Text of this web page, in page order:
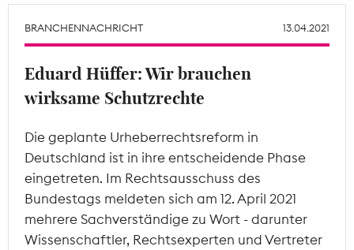
Wächterpreis
ALLE THEMEN
Mitgliederbereich
BRANCHENNACHRICHT 13.04.2021
Eduard Hüffer: Wir brauchen
wirksame Schutzrechte
Die geplante Urheberrechtsreform in
Deutschland ist in ihre entscheidende Phase
eingetreten. Im Rechtsausschuss des
Bundestags meldeten sich am 12. April 2021
mehrere Sachverständige zu Wort - darunter
Wissenschaftler, Rechtsexperten und Vertreter